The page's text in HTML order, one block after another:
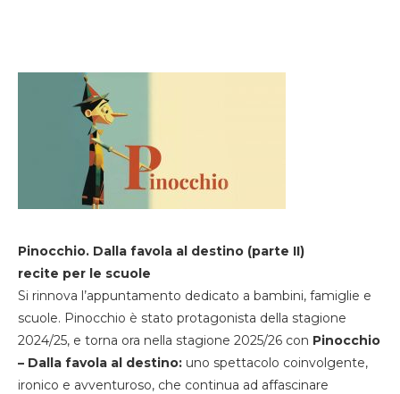
Pinocchio. Dalla favola al destino (parte II)
recite per le scuole
Si rinnova l’appuntamento dedicato a bambini, famiglie e
scuole. Pinocchio è stato protagonista della stagione
2024/25, e torna ora nella stagione 2025/26 con Pinocchio
– Dalla favola al destino: uno spettacolo coinvolgente,
ironico e avventuroso, che continua ad affascinare